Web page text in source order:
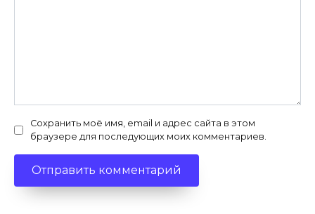
Сохранить моё имя, email и адрес сайта в этом
браузере для последующих моих комментариев.